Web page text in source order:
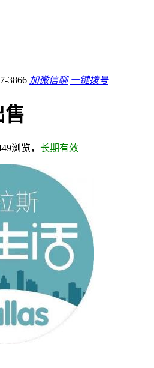
3866 加微信聊 一键拨号
售
浏览， 长期有效